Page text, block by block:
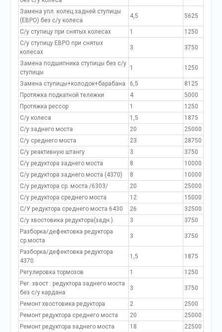
Замена упл. колец задней ступицы
(ЕВРО) без с/у колеса
4,5 5625
С/у ступицу при снятых колесах 1
1250
С/у ступицу ЕВРО при снятых
колесах
3 3750
Замена подшипника ступицы без с/у
ступицы
1 1250
Замена ступицы+колодок+барабана 6,5
8125
Протяжка подкатной тележки
4
5000
Протяжка рессор
1
1250
С/у колеса
1,5
1875
С/у заднего моста
20
25000
С/у среднего моста
23
28750
С/у реактивную штангу
3
3750
С/у редуктора заднего моста
8
10000
С/у редуктора заднего моста (4370)
8
10000
С/у редуктора ср. моста /6303/
20
25000
С/у редуктора среднего моста
12
15000
С/У редуктора среднего моста 6430
26
32500
С/у хвостовика редуктора(задн.)
3
3750
Разборка/дефектовка редуктора
ср.моста
3 3750
Разборка/дефектовка редуктора
4370
1,5 1875
Регулировка тормозов 1
1250
Рег. хвост . редуктора заднего моста
без с/у кардана
3 3750
Ремонт хвостовика редуктора 2
2500
Ремонт редуктора среднего моста
20
25000
Ремонт редуктора заднего моста
18
22500